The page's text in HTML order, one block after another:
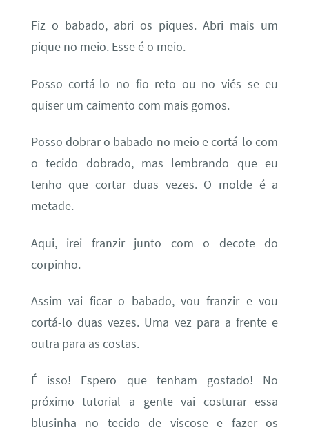
Fiz o babado, abri os piques. Abri mais um
pique no meio. Esse é o meio.
Posso cortá-lo no fio reto ou no viés se eu
quiser um caimento com mais gomos.
Posso dobrar o babado no meio e cortá-lo com
o tecido dobrado, mas lembrando que eu
tenho que cortar duas vezes. O molde é a
metade.
Aqui, irei franzir junto com o decote do
corpinho.
Assim vai ficar o babado, vou franzir e vou
cortá-lo duas vezes. Uma vez para a frente e
outra para as costas.
É isso! Espero que tenham gostado! No
próximo tutorial a gente vai costurar essa
blusinha no tecido de viscose e fazer os